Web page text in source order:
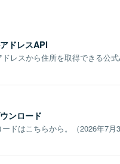
ドレスAPI
レスから住所を取得できる公
ンロード
ドはこちらから。（2026年7月